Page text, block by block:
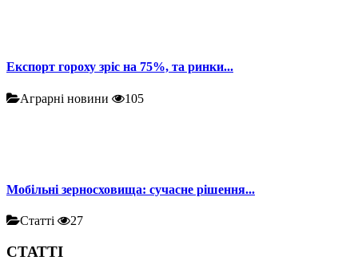
Експорт гороху зріс на 75%, та ринки...
Аграрні новини 105
Мобільні зерносховища: сучасне рішення...
Статті 27
СТАТТІ